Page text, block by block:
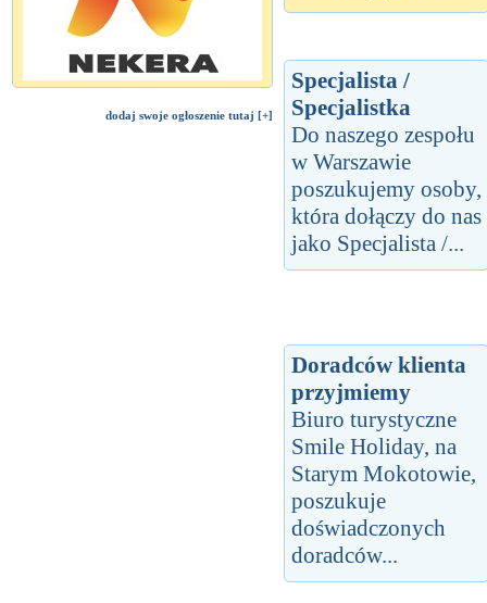
dodaj swoje ogłoszenie tutaj [+]
Specjalista /
Specjalistka
Do naszego zespołu
w Warszawie
poszukujemy osoby,
która dołączy do nas
jako Specjalista /...
Doradców klienta
przyjmiemy
Biuro turystyczne
Smile Holiday, na
Starym Mokotowie,
poszukuje
doświadczonych
doradców...